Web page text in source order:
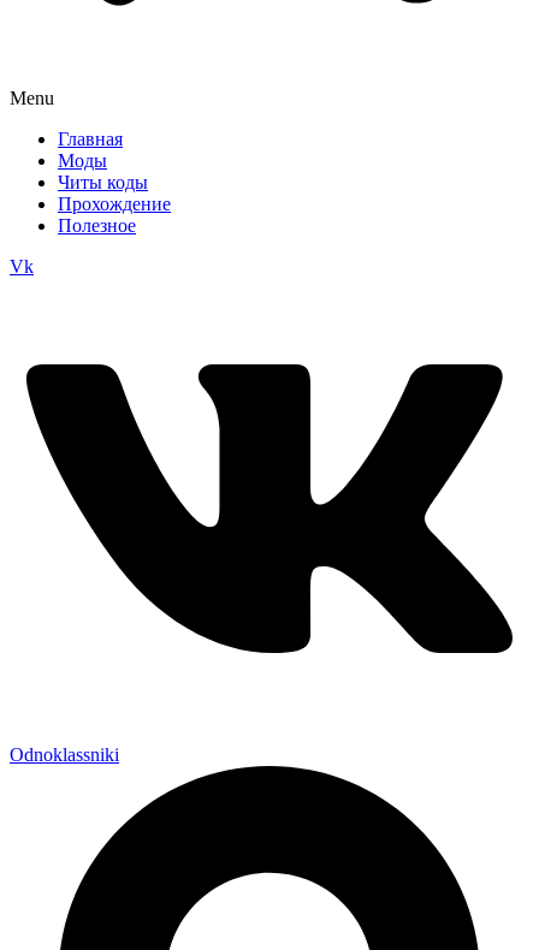
Menu
Главная
Моды
Читы коды
Прохождение
Полезное
Vk
Odnoklassniki